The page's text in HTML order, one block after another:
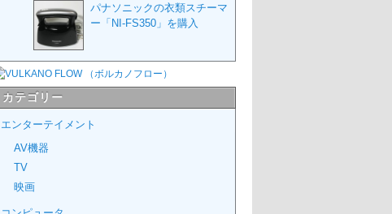
パナソニックの衣類スチーマ
ー「NI-FS350」を購入
カテゴリー
エンターテイメント
AV機器
TV
映画